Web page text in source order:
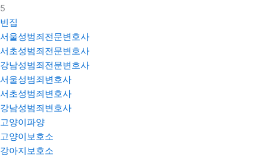
5
빈집
서울성범죄전문변호사
서초성범죄전문변호사
강남성범죄전문변호사
서울성범죄변호사
서초성범죄변호사
강남성범죄변호사
고양이파양
고양이보호소
강아지보호소